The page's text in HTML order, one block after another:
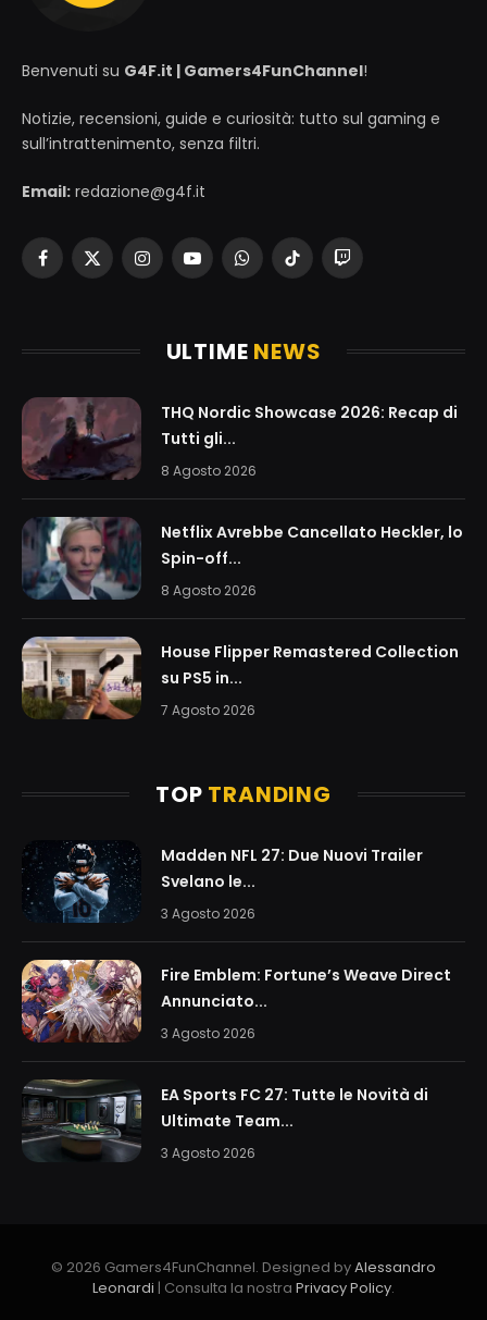
Benvenuti su G4F.it | Gamers4FunChannel!
Notizie, recensioni, guide e curiosità: tutto sul gaming e
sull’intrattenimento, senza filtri.
Email: redazione@g4f.it
Facebook
X
InstagramYouTubeWhatsAppTikTokTwitch
ULTIME NEWS
THQ Nordic Showcase 2026: Recap di
Tutti gli...
8 Agosto 2026
Netflix Avrebbe Cancellato Heckler, lo
Spin-off...
8 Agosto 2026
House Flipper Remastered Collection
su PS5 in...
7 Agosto 2026
TOP TRANDING
Madden NFL 27: Due Nuovi Trailer
Svelano le...
3 Agosto 2026
Fire Emblem: Fortune’s Weave Direct
Annunciato...
3 Agosto 2026
EA Sports FC 27: Tutte le Novità di
Ultimate Team...
3 Agosto 2026
© 2026 Gamers4FunChannel. Designed byAlessandro
Leonardi | Consulta la nostra Privacy Policy.